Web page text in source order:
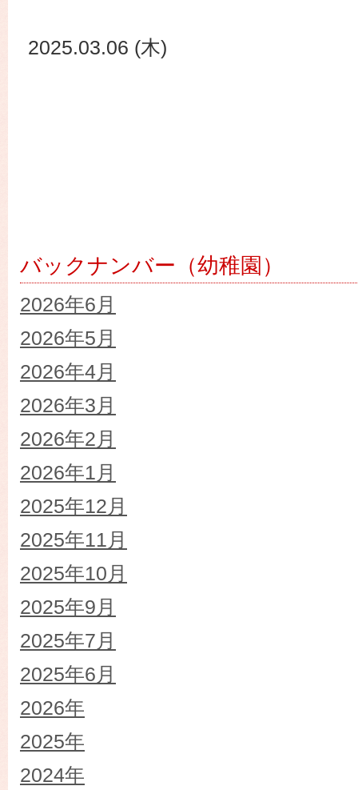
2025.03.06 (木)
バックナンバー（幼稚園）
2026年6月
2026年5月
2026年4月
2026年3月
2026年2月
2026年1月
2025年12月
2025年11月
2025年10月
2025年9月
2025年7月
2025年6月
2026年
2025年
2024年